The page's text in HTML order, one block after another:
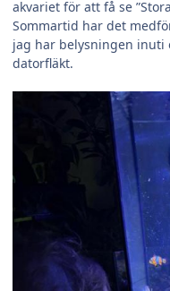
akvariet för att få se
Sommartid har det
jag har belysningen inuti
datorfläkt.